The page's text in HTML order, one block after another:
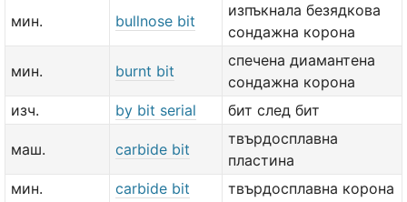
мин. bullnose bit
изпъкнала безядкова
сондажна корона
мин. burnt bit
спечена диамантена
сондажна корона
изч.
by bit serial бит след бит
маш. carbide bit
твърдосплавна
пластина
мин.
carbide bit твърдосплавна корона